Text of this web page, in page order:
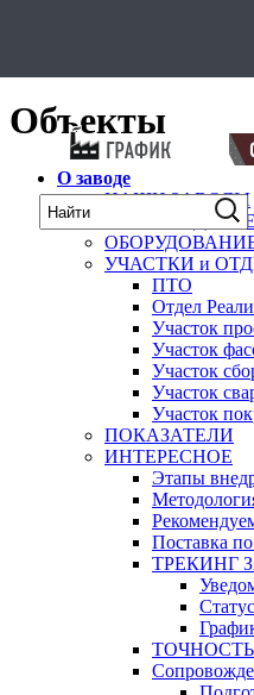
Объекты
О заводе
НАШИ ЗАВОДЫ
УЧАСТКИ и
ПТО
Отдел
Участок
Участок
Участок
Участок
Участок
ПОКАЗАТЕЛИ
ИНТЕРЕСНОЕ
Этапы
Поставка
ТРЕКИНГ